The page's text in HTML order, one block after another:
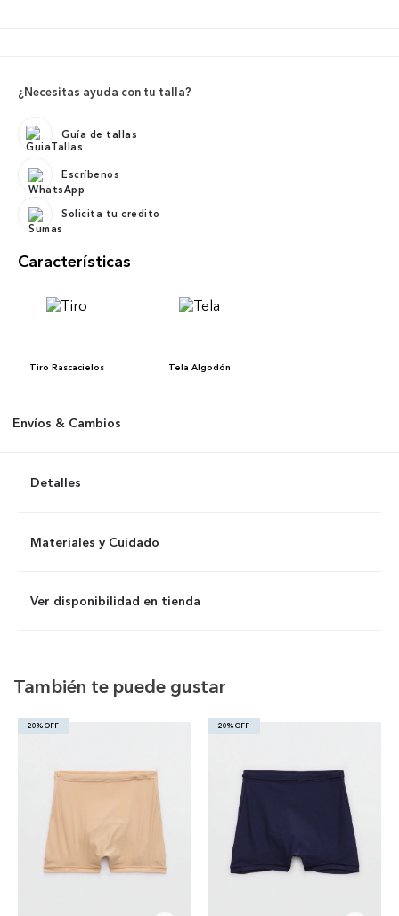
¿Necesitas ayuda con tu talla?
Guía de tallas
Escríbenos
Solicita tu credito
Características
Tiro Rascacielos Tela Algodón
Envíos & Cambios
Detalles
Materiales y Cuidado
Ver disponibilidad en tienda
También te puede gustar
20% OFF 20% OFF